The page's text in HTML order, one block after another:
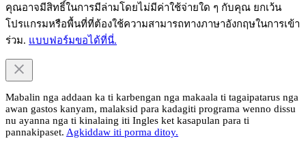
คุณอาจมีสิทธิ์ในการมีล่ามโดยไม่มีค่าใช้จ่ายใด ๆ กับคุณ ยกเว้น
โปรแกรมหรือพื้นที่ที่ต้องใช้ความสามารถทางภาษาอังกฤษในการเข้า
ร่วม. แบบฟอร์มขอได้ที่นี่.
Mabalin nga addaan ka ti karbengan nga makaala ti tagaipatarus nga
awan gastos kanyam, malaksid para kadagiti programa wenno dissu
nu ayanna nga ti kinalaing iti Ingles ket kasapulan para ti
pannakipaset. Agkiddaw iti porma ditoy.